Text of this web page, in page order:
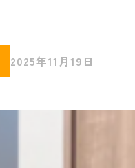
2025年11月19日